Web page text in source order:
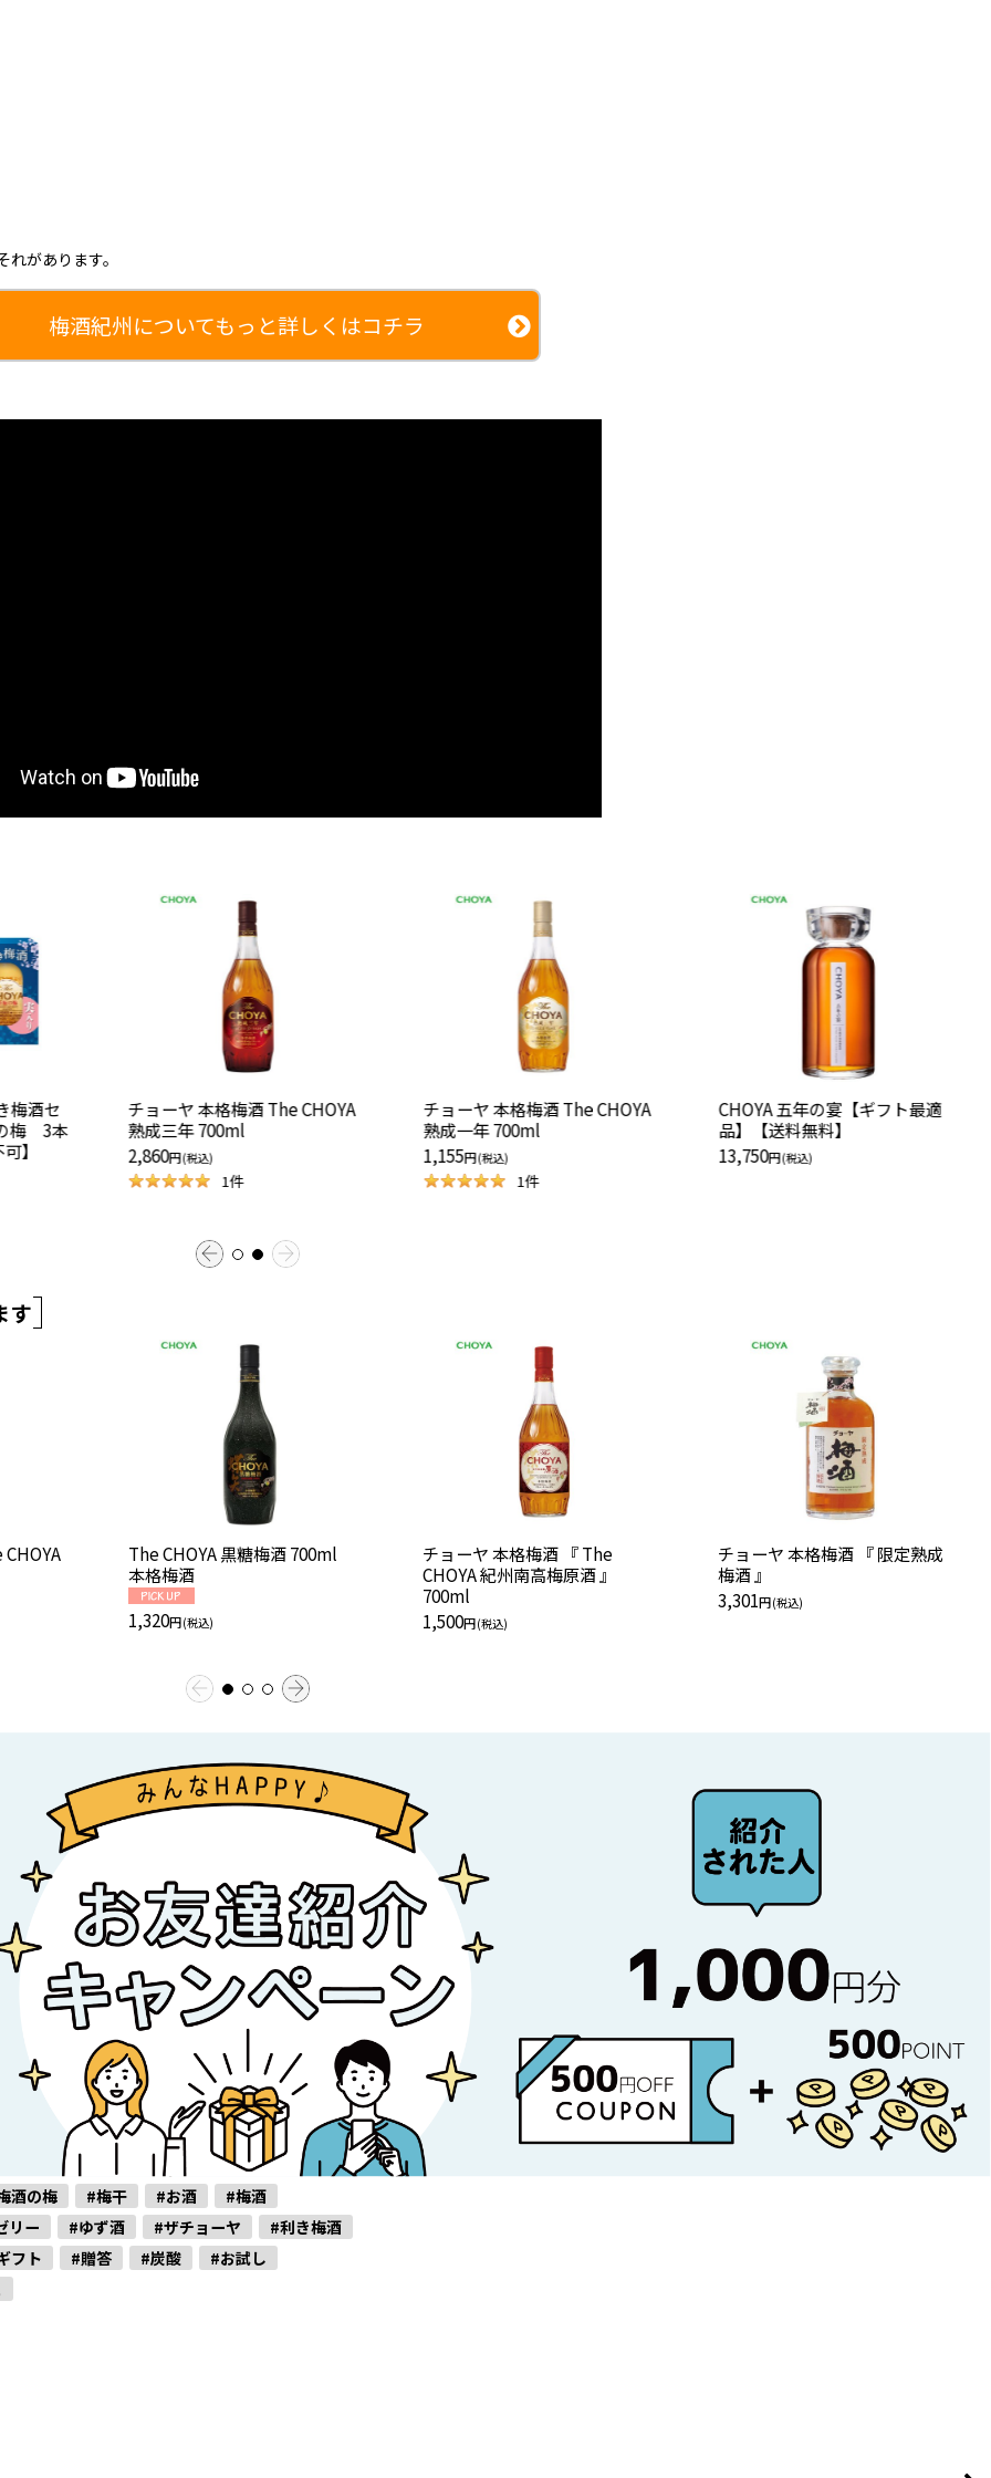
があります。
梅酒紀州についてもっと詳しくはコチラ
梅酒セ
梅 3本
】
チョーヤ 本格梅酒 The CHOYA
熟成三年 700ml
2,860円(税込)
1件
チョーヤ 本格梅酒 The CHOYA
熟成一年 700ml
1,155円(税込)
1件
CHOYA 五年の宴【ギフト最適
品】【送料無料】
13,750円(税込)
す
The CHOYA 黒糖梅酒 700ml
本格梅酒
1,320円(税込)
チョーヤ 本格梅酒 『 The
CHOYA 紀州南高梅原酒 』
700ml
1,500円(税込)
チョーヤ 本格梅酒 『 限定熟成
梅酒 』
3,301円(税込)
酒の梅 #梅干 #お酒
#梅酒
リー
#ゆず酒 #ザチョーヤ
#利き梅酒
フト
#贈答 #炭酸
#お試し